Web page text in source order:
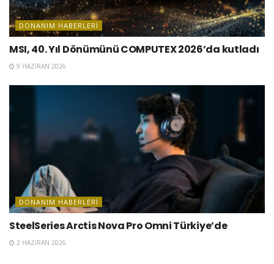
DONANIM HABERLERI
MSI, 40. Yıl Dönümünü COMPUTEX 2026’da kutladı
9 HAZIRAN 2026
DONANIM HABERLERI
SteelSeries Arctis Nova Pro Omni Türkiye’de
2 HAZIRAN 2026